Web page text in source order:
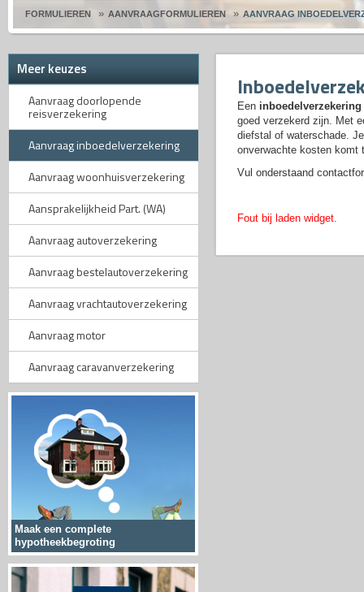
FORMULIEREN AANVRAAGFORMULIEREN AANVRAAG
Meer keuzes
Aanvraag doorlopende
reisverzekering
Aanvraag inboedelverzekering
Aanvraag woonhuisverzekering
Aansprakelijkheid Part. (WA)
Aanvraag autoverzekering
Aanvraag bestelautoverzekering
Aanvraag vrachtautoverzekering
Aanvraag motor
Aanvraag caravanverzekering
Maak een complete
hypotheekbegroting
Een inboedelverzekering
goed verzekerd zijn. Met
diefstal of waterschade.
onverwachte kosten komt
Vul onderstaand
Fout bij laden widget.